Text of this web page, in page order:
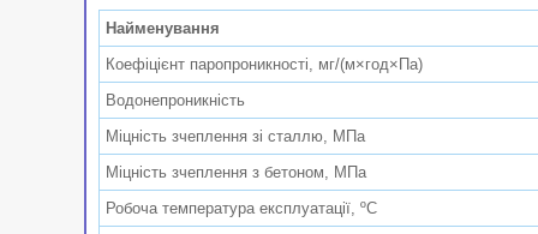
Найменування
Коефіцієнт паропроникності, мг/(м×год×Па)
Водонепроникність
Міцність зчеплення зі сталлю, МПа
Міцність зчеплення з бетоном, МПа
Робоча температура експлуатації, ºС